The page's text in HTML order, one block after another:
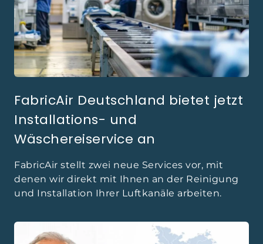
FabricAir Deutschland bietet jetzt
Installations- und
Wäschereiservice an
FabricAir stellt zwei neue Services vor, mit
denen wir direkt mit Ihnen an der Reinigung
und Installation Ihrer Luftkanäle arbeiten.